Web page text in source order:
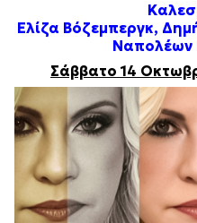
Ελίζα Βόζεμπεργκ,
Ναπολέων
Σάββατο 14